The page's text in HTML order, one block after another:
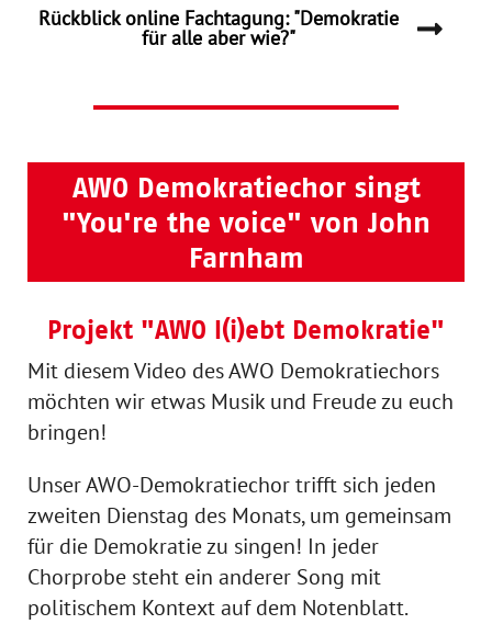
Rückblick online Fachtagung: "Demokratie
für alle aber wie?"
AWO Demokratiechor singt
"You're the voice" von John
Farnham
Projekt "AWO l(i)ebt Demokratie"
Mit diesem Video des AWO Demokratiechors
möchten wir etwas Musik und Freude zu euch
bringen!
Unser AWO-Demokratiechor trifft sich jeden
zweiten Dienstag des Monats, um gemeinsam
für die Demokratie zu singen! In jeder
Chorprobe steht ein anderer Song mit
politischem Kontext auf dem Notenblatt.